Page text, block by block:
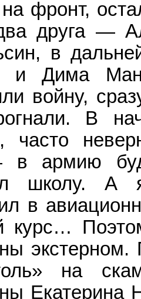
фронт,
друга —
в
и Дима
войну,
В
часто
армию
школу. А
в
курс…
на
Екатерина